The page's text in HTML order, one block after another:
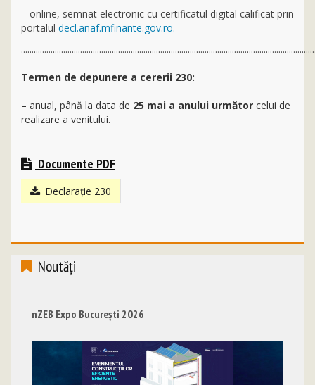
– online, semnat electronic cu certificatul digital calificat prin
portalul decl.anaf.mfinante.gov.ro.
Termen de depunere a cererii 230:
– anual, până la data de 25 mai a anului următor celui de
realizare a venitului.
Documente PDF
Declarație 230
Noutăţi
nZEB Expo București 2026